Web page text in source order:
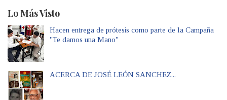
Lo Más Visto
Hacen entrega de prótesis como parte de la Campaña
"Te damos una Mano"
ACERCA DE JOSÉ LEÓN SANCHEZ...